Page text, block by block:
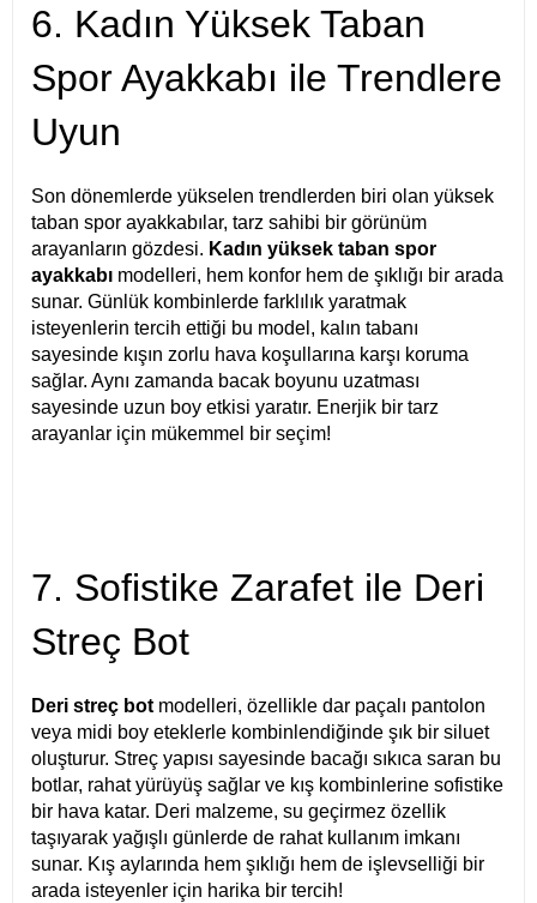
6. Kadın Yüksek Taban
Spor Ayakkabı ile Trendlere
Uyun
Son dönemlerde yükselen trendlerden biri olan yüksek
taban spor ayakkabılar, tarz sahibi bir görünüm
arayanların gözdesi. Kadın yüksek taban spor
ayakkabı modelleri, hem konfor hem de şıklığı bir arada
sunar. Günlük kombinlerde farklılık yaratmak
isteyenlerin tercih ettiği bu model, kalın tabanı
sayesinde kışın zorlu hava koşullarına karşı koruma
sağlar. Aynı zamanda bacak boyunu uzatması
sayesinde uzun boy etkisi yaratır. Enerjik bir tarz
arayanlar için mükemmel bir seçim!
7. Sofistike Zarafet ile Deri
Streç Bot
Deri streç bot modelleri, özellikle dar paçalı pantolon
veya midi boy eteklerle kombinlendiğinde şık bir siluet
oluşturur. Streç yapısı sayesinde bacağı sıkıca saran bu
botlar, rahat yürüyüş sağlar ve kış kombinlerine sofistike
bir hava katar. Deri malzeme, su geçirmez özellik
taşıyarak yağışlı günlerde de rahat kullanım imkanı
sunar. Kış aylarında hem şıklığı hem de işlevselliği bir
arada isteyenler için harika bir tercih!